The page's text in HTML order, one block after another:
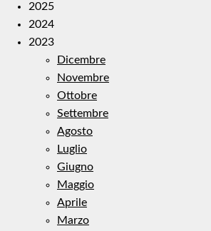
2025
2024
2023
Dicembre
Novembre
Ottobre
Settembre
Agosto
Luglio
Giugno
Maggio
Aprile
Marzo